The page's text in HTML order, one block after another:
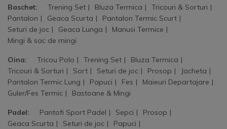
Baschet: Trening Set Bluza Termica
Tricouri & Sorturi
Pantalon
Geaca Scurta
Pantalon Termic Scurt
Seturi de joc
Geaca Lunga
Manusi Termice
Mingi & sac de mingi
Oina: Tricou Polo Trening Set
Bluza Termica
Tricouri & Sorturi
Sort Seturi de joc Prosop
Jacheta
Pantalon Termic Lung
Papuci Fes
Maieuri Departajare
Guler/Fes Termic
Bastoane & Mingi
Padel: Pantofi Sport Padel Sepci
Prosop
Geaca Scurta
Seturi de joc
Papuci